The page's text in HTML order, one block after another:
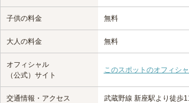
子供の料金 無料
大人の料金 無料
オフィシャル
（公式）サイト
このスポットのオフィシ
交通情報・アクセス 武蔵野線 新座駅より徒歩